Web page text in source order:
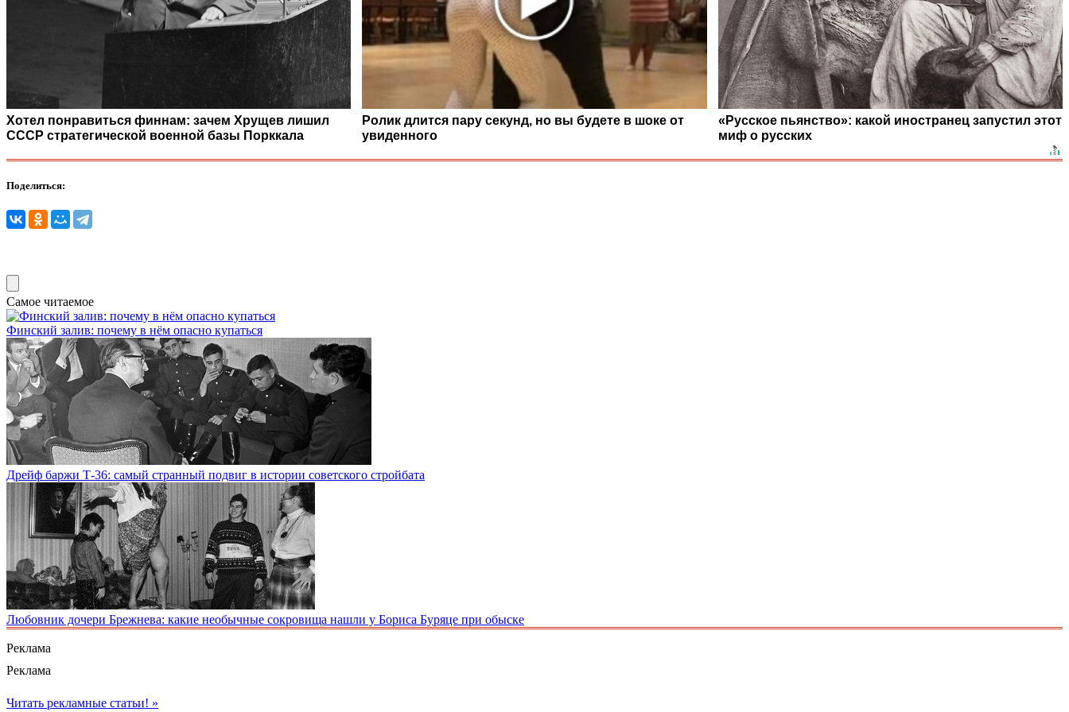
Хотел понравиться финнам: зачем Хрущев лишил
СССР стратегической военной базы Порккала
Ролик длится пару секунд, но вы будете в шоке от
увиденного
«Русское пьянство»: какой иностранец запустил этот
миф о русских
Поделиться:
Самое читаемое
Финский залив: почему в нём опасно купаться
Дрейф баржи Т-36: самый странный подвиг в истории советского стройбата
Любовник дочери Брежнева: какие необычные сокровища нашли у Бориса Буряце при обыске
Реклама
Реклама
Читать рекламные статьи! »